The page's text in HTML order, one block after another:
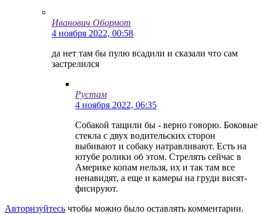
Иванович Обормот
4 ноября 2022, 00:58
да нет там бы пулю всадили и сказали что сам
застрелился
Рустам
4 ноября 2022, 06:35
Собакой тащили бы - верно говорю. Боковые
стекла с двух водительских сторон
выбивают и собаку натравливают. Есть на
ютубе ролики об этом. Стрелять сейчас в
Америке копам нельзя, их и так там все
ненавидят, а еще и камеры на груди висят-
фисируют.
Авторизуйтесь чтобы можно было оставлять комментарии.